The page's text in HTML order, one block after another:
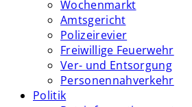
Wochenmarkt
Amtsgericht
Polizeirevier
Freiwillige Feuerwehr
Ver- und Entsorgung
Personennahverkehr
Politik